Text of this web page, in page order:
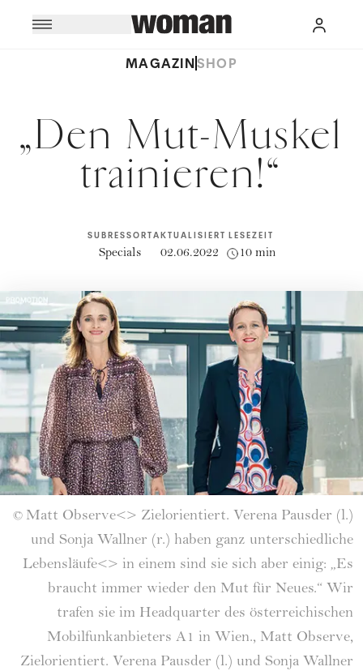
MAGAZINSHOP
„Den Mut-Muskel
trainieren!“
SUBRESSORT
Specials
AKTUALISIERT
02.06.2022
LESEZEIT
10 min
© Matt Observe<> Zielorientiert. Verena Pausder (l.)
und Sonja Wallner (r.) haben ganz unterschiedliche
Lebensläufe<> in einem sind sie sich aber einig: „Es
braucht immer wieder den Mut für Neues.“ Wir
trafen sie im Headquarter des österreichischen
Mobilfunkanbieters A1 in Wien., Matt Observe,
Zielorientiert. Verena Pausder (l.) und Sonja Wallner